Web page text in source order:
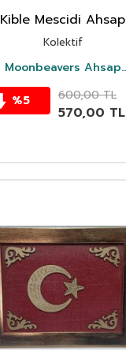
Kible Mescidi Ahsap
Tablo Ince Çerçeve
Kolektif
Moonbeavers Ahsap
%5 600,00TL
570,00 TL